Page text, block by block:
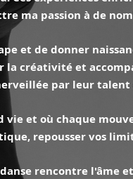
ma passion à de
et de donner
la créativité et
par leur
et où chaque
repousser vos
rencontre l'âme